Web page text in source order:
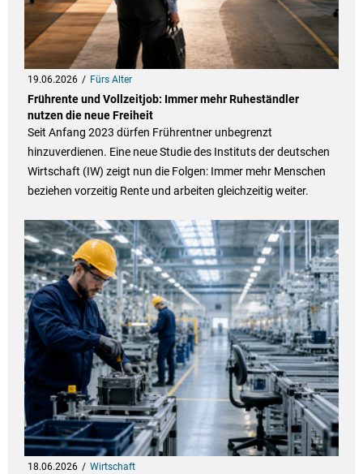
19.06.2026 Fürs Alter
Frührente und Vollzeitjob: Immer mehr Ruheständler
nutzen die neue Freiheit
Seit Anfang 2023 dürfen Frührentner unbegrenzt
hinzuverdienen. Eine neue Studie des Instituts der deutschen
Wirtschaft (IW) zeigt nun die Folgen: Immer mehr Menschen
beziehen vorzeitig Rente und arbeiten gleichzeitig weiter.
18.06.2026 Wirtschaft